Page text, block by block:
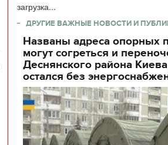
загрузка...
ДРУГИЕ ВАЖНЫЕ НОВОСТИ И
Названы адреса опорных
могут согреться и
Деснянского района
остался без